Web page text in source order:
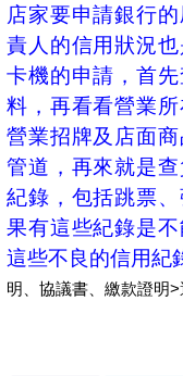
店家要申請銀行
責人的信用狀況
卡機的申請，首
料，再看看營業
營業招牌及店面
管道，再來就是
紀錄，包括跳票
果有這些紀錄是
這些不良的信用紀
明、協議書、繳款證明